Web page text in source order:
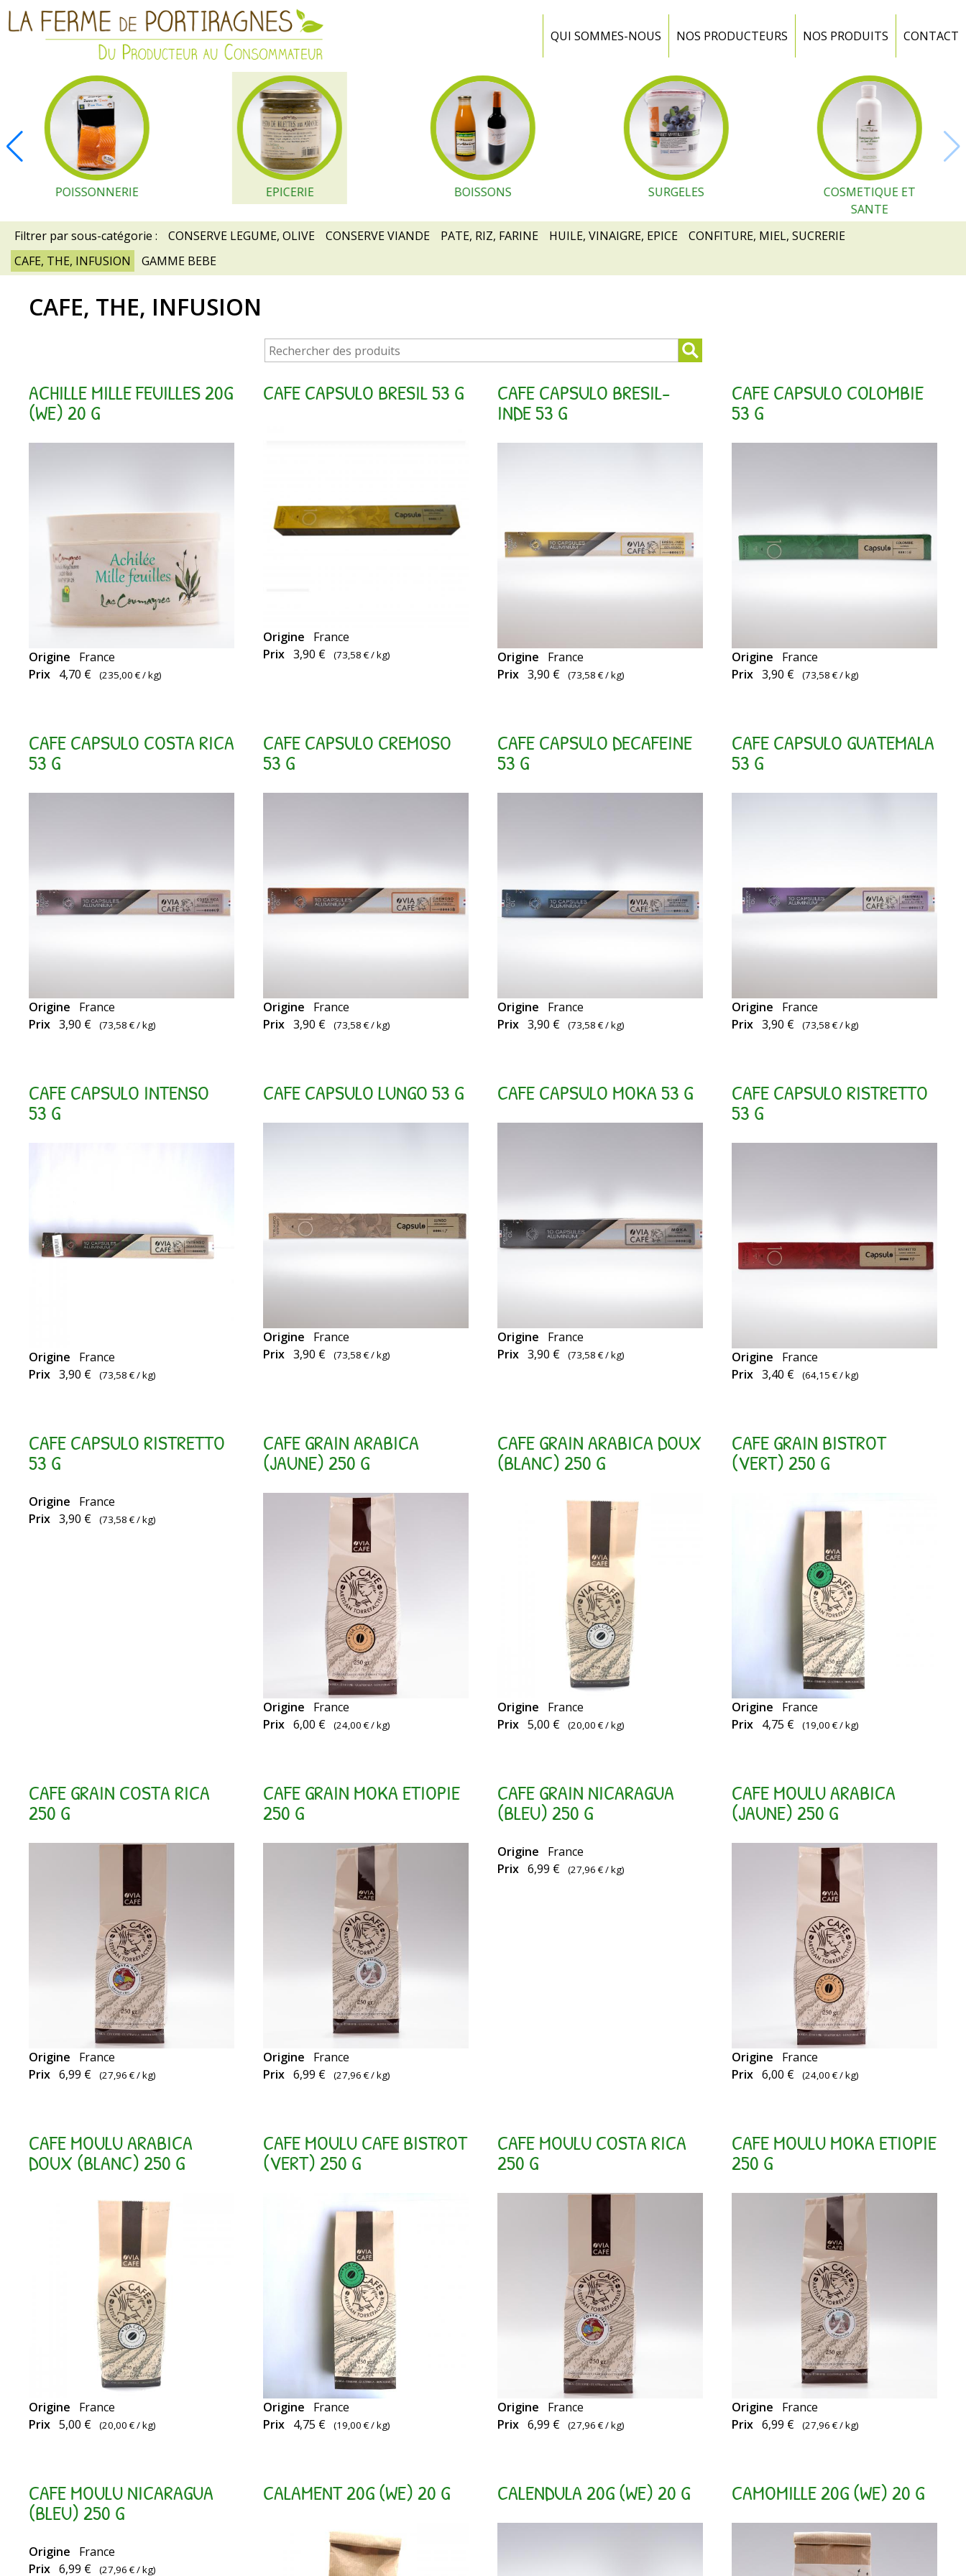
QUI SOMMES-NOUS NOS PRODUCTEURS NOS PRODUITS CONTACT
POISSONNERIE EPICERIE BOISSONS SURGELES
COSMETIQUE ET
SANTE
Filtrer par sous-catégorie :
CONSERVE LEGUME, OLIVE CONSERVE VIANDE PATE, RIZ, FARINE HUILE, VINAIGRE, EPICE
CONFITURE, MIEL, SUCRERIE
CAFE, THE, INFUSION
GAMME BEBE
CAFE, THE, INFUSION
ACHILLE MILLE FEUILLES 20G
(WE) 20 G
Origine
France
Prix 4,70 € (235,00 €/ kg)
CAFE CAPSULO BRESIL 53 G
Capsules
compatibles
Origine
France
Prix 3,90 € (73,58 €/ kg)
CAFE CAPSULO BRESIL-
INDE 53 G
Capsules
compatibles
Origine
France
Prix 3,90 € (73,58 €/ kg)
CAFE CAPSULO COLOMBIE
53 G
Capsules
compatibles
Origine
France
Prix 3,90 € (73,58 €/ kg)
CAFE CAPSULO COSTA RICA
53 G
Capsules
compatibles
Origine
France
Prix 3,90 € (73,58 €/ kg)
CAFE CAPSULO CREMOSO
53 G
Capsules
compatibles
Origine
France
Prix 3,90 € (73,58 €/ kg)
CAFE CAPSULO DECAFEINE
53 G
Capsules
compatibles
Origine
France
Prix 3,90 € (73,58 €/ kg)
CAFE CAPSULO GUATEMALA
53 G
Capsules
compatibles
Origine
France
Prix 3,90 € (73,58 €/ kg)
CAFE CAPSULO INTENSO
53 G
Capsules
compatibles
Origine
France
Prix 3,90 € (73,58 €/ kg)
CAFE CAPSULO LUNGO 53 G
Capsules
compatibles
Origine
France
Prix 3,90 € (73,58 €/ kg)
CAFE CAPSULO MOKA 53 G
Capsules
compatibles
Origine
France
Prix 3,90 € (73,58 €/ kg)
CAFE CAPSULO RISTRETTO
53 G
Capsules
compatibles
Origine
France
Prix 3,40 € (64,15 €/ kg)
CAFE CAPSULO RISTRETTO
53 G
Origine
France
Prix 3,90 € (73,58 €/ kg)
CAFE GRAIN ARABICA
(JAUNE) 250 G
Origine
France
Prix 6,00 € (24,00 €/ kg)
CAFE GRAIN ARABICA DOUX
(BLANC) 250 G
Origine
France
Prix 5,00 € (20,00 €/ kg)
CAFE GRAIN BISTROT
(VERT) 250 G
Café
70%
30%
robusta.
Café
les
arômes
Origine
France
Prix 4,75 € (19,00 €/ kg)
CAFE GRAIN COSTA RICA
250 G
Aromatique,
Equilibré,
Origine
France
Prix 6,99 € (27,96 €/ kg)
CAFE GRAIN MOKA ETIOPIE
250 G
Origine
France
Prix 6,99 € (27,96 €/ kg)
CAFE GRAIN NICARAGUA
(BLEU) 250 G
Origine
France
Prix 6,99 € (27,96 €/ kg)
CAFE MOULU ARABICA
(JAUNE) 250 G
Origine
France
Prix 6,00 € (24,00 €/ kg)
CAFE MOULU ARABICA
DOUX (BLANC) 250 G
Origine
France
Prix 5,00 € (20,00 €/ kg)
CAFE MOULU CAFE BISTROT
(VERT) 250 G
Café
70%
30%
Origine
France
Prix 4,75 € (19,00 €/ kg)
CAFE MOULU COSTA RICA
250 G
Aromatique,
Equilibré,
Origine
France
Prix 6,99 € (27,96 €/ kg)
CAFE MOULU MOKA ETIOPIE
250 G
Origine
France
Prix 6,99 € (27,96 €/ kg)
CAFE MOULU NICARAGUA
(BLEU) 250 G
Origine
France
Prix 6,99 € (27,96 €/ kg)
CALAMENT 20G (WE) 20 G CALENDULA 20G (WE) 20 G CAMOMILLE 20G (WE) 20 G